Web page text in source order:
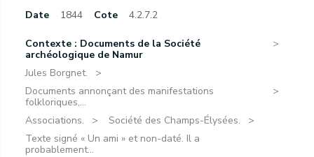
Date 1844 Cote 4.2.7.2
Contexte : Documents de la Société
archéologique de Namur
Jules Borgnet.
Documents annonçant des manifestations
folkloriques,...
Associations.
Société des Champs-Élysées.
Texte signé « Un ami » et non-daté. Il a
probablement...